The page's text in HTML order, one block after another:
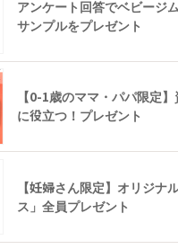
アンケート回答でベビージ
サンプルをプレゼント
【0-1歳のママ・パパ限定
に役立つ！プレゼント
【妊婦さん限定】オリジナ
ス」全員プレゼント